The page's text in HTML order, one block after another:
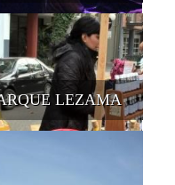
LEZAMA